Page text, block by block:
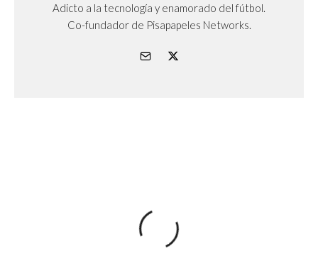
Adicto a la tecnología y enamorado del fútbol.
Co-fundador de Pisapapeles Networks.